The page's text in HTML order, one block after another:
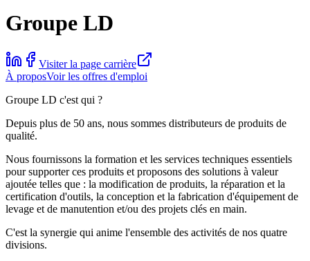
Groupe LD
Visiter la page carrière
À proposVoir les offres d'emploi
Groupe LD c'est qui ?
Depuis plus de 50 ans, nous sommes distributeurs de produits de
qualité.
Nous fournissons la formation et les services techniques essentiels
pour supporter ces produits et proposons des solutions à valeur
ajoutée telles que : la modification de produits, la réparation et la
certification d'outils, la conception et la fabrication d'équipement de
levage et de manutention et/ou des projets clés en main.
C'est la synergie qui anime l'ensemble des activités de nos quatre
divisions.